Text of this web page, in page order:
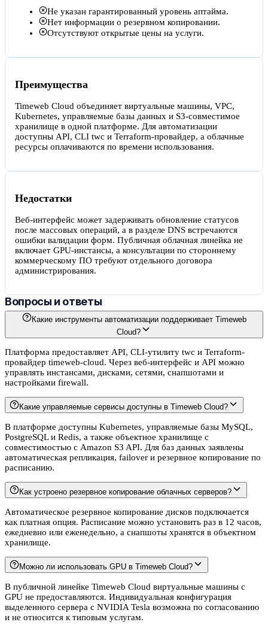
Не указан гарантированный уровень аптайма.
Нет информации о резервном копировании.
Отсутствуют открытые цены на услуги.
Преимущества
Timeweb Cloud объединяет виртуальные машины, VPC,
Kubernetes, управляемые базы данных и S3-совместимое
хранилище в одной платформе. Для автоматизации
доступны API, CLI twc и Terraform-провайдер, а облачные
ресурсы оплачиваются по времени использования.
Недостатки
Веб-интерфейс может задерживать обновление статусов
после массовых операций, а в разделе DNS встречаются
ошибки валидации форм. Публичная облачная линейка не
включает GPU-инстансы, а консультации по стороннему
коммерческому ПО требуют отдельного договора
администрирования.
Вопросы и ответы
Какие инструменты автоматизации поддерживает Timeweb
Cloud?
Платформа предоставляет API, CLI-утилиту twc и Terraform-
провайдер timeweb-cloud. Через веб-интерфейс и API можно
управлять инстансами, дисками, сетями, снапшотами и
настройками firewall.
Какие управляемые сервисы доступны в Timeweb Cloud?
В платформе доступны Kubernetes, управляемые базы MySQL,
PostgreSQL и Redis, а также объектное хранилище с
совместимостью с Amazon S3 API. Для баз данных заявлены
автоматическая репликация, failover и резервное копирование по
расписанию.
Как устроено резервное копирование облачных серверов?
Автоматическое резервное копирование дисков подключается
как платная опция. Расписание можно установить раз в 12 часов,
ежедневно или еженедельно, а снапшоты хранятся в объектном
хранилище.
Можно ли использовать GPU в Timeweb Cloud?
В публичной линейке Timeweb Cloud виртуальные машины с
GPU не предоставляются. Индивидуальная конфигурация
выделенного сервера с NVIDIA Tesla возможна по согласованию
и не относится к типовым услугам.